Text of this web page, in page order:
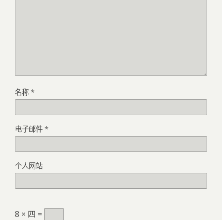
名称 *
电子邮件 *
个人网站
8 × 四 =